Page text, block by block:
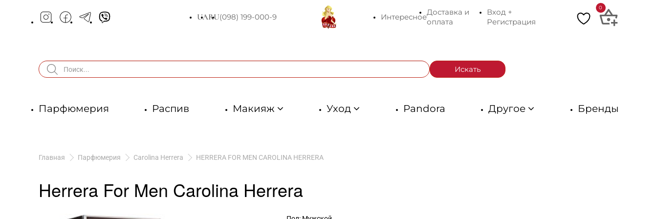
UARU(098) 199-000-9 Интересное
Доставка и
оплата
Вход +
Регистрация
0
Искать
Парфюмерия Распив Макияж Уход Pandora Другое Бренды
Главная Парфюмерия Carolina Herrera HERRERA FOR MEN CAROLINA HERRERA
Herrera For Men Carolina Herrera